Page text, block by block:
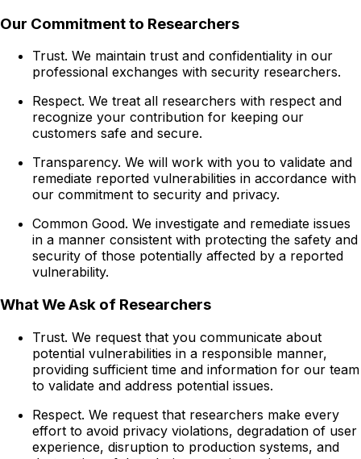
Our Commitment to Researchers
Trust. We maintain trust and confidentiality in our
professional exchanges with security researchers.
Respect. We treat all researchers with respect and
recognize your contribution for keeping our
customers safe and secure.
Transparency. We will work with you to validate and
remediate reported vulnerabilities in accordance with
our commitment to security and privacy.
Common Good. We investigate and remediate issues
in a manner consistent with protecting the safety and
security of those potentially affected by a reported
vulnerability.
What We Ask of Researchers
Trust. We request that you communicate about
potential vulnerabilities in a responsible manner,
providing sufficient time and information for our team
to validate and address potential issues.
Respect. We request that researchers make every
effort to avoid privacy violations, degradation of user
experience, disruption to production systems, and